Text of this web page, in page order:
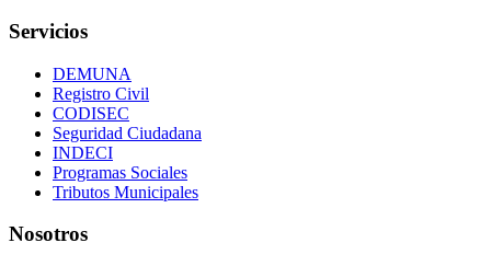
Servicios
DEMUNA
Registro Civil
CODISEC
Seguridad Ciudadana
INDECI
Programas Sociales
Tributos Municipales
Nosotros